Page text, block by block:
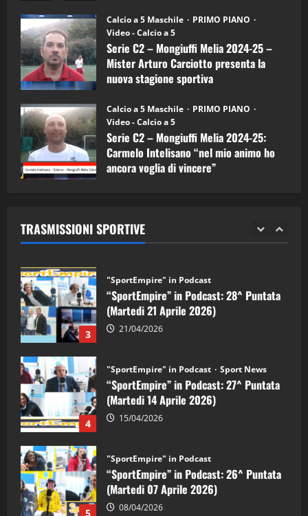
Calcio a 5 Maschile
PRIMO PIANO
Video - Calcio a 5
Serie C2 – Mongiuffi Melia 2024-25 –
Mister Arturo Carciotto presenta la
nuova stagione sportiva
Calcio a 5 Maschile
PRIMO PIANO
Video - Calcio a 5
Serie C2 – Mongiuffi Melia 2024-25:
Carmelo Intelisano “nel mio animo ho
ancora voglia di vincere”
TRASMISSIONI SPORTIVE
5
“SportEmpire” in Podcast: 26^ Puntata
(Martedi 07 Aprile 2026)
08/04/2026
1
“SportEmpire” in Podcast: 30^ Puntata
(Martedi 05 Maggio 2026)
08/05/2026
2 28/04/2026
3
“SportEmpire” in Podcast: 28^ Puntata
(Martedi 21 Aprile 2026)
21/04/2026
4
“SportEmpire” in Podcast: 27^ Puntata
(Martedi 14 Aprile 2026)
15/04/2026
5
“SportEmpire” in Podcast: 26^ Puntata
(Martedi 07 Aprile 2026)
08/04/2026